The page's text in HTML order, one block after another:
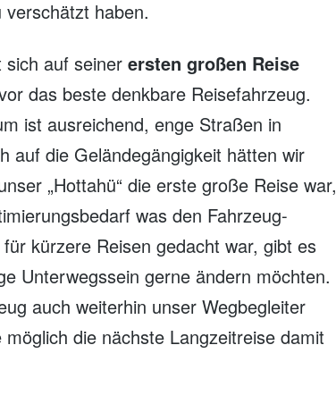
haben.
sich auf seinerersten großen Reise
das beste denkbare Reisefahrzeug.
ist ausreichend, enge Straßen in
auf die Geländegängigkeit hätten wir
„Hottahü“ die erste große Reise war,
was den Fahrzeug-
kürzere Reisen gedacht war, gibt es
Unterwegssein gerne ändern möchten.
auch weiterhin unser Wegbegleiter
die nächste Langzeitreise damit